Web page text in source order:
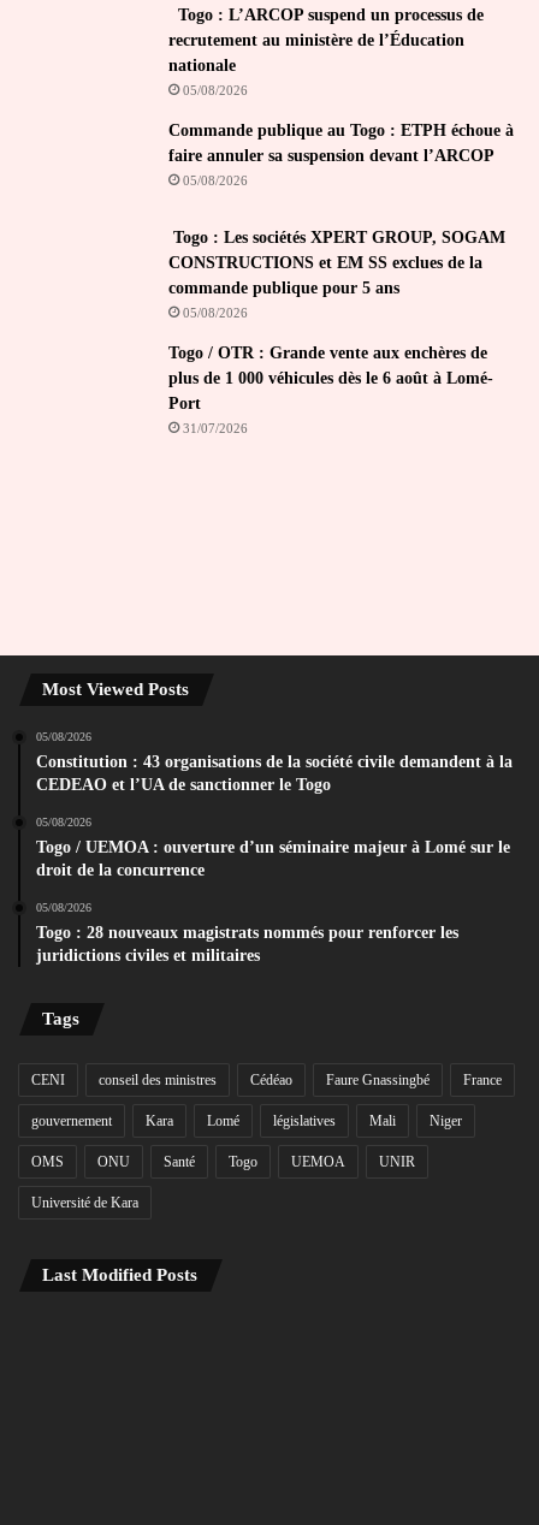
Togo : L’ARCOP suspend un processus de
recrutement au ministère de l’Éducation
nationale
05/08/2026
Commande publique au Togo : ETPH échoue à
faire annuler sa suspension devant l’ARCOP
05/08/2026
Togo : Les sociétés XPERT GROUP, SOGAM
CONSTRUCTIONS et EM SS exclues de la
commande publique pour 5 ans
05/08/2026
Togo / OTR : Grande vente aux enchères de
plus de 1 000 véhicules dès le 6 août à Lomé-
Port
31/07/2026
Most Viewed Posts
05/08/2026
Constitution : 43 organisations de la société civile demandent à la
CEDEAO et l’UA de sanctionner le Togo
05/08/2026
Togo / UEMOA : ouverture d’un séminaire majeur à Lomé sur le
droit de la concurrence
05/08/2026
Togo : 28 nouveaux magistrats nommés pour renforcer les
juridictions civiles et militaires
Tags
CENI conseil des ministres Cédéao Faure Gnassingbé France
gouvernement Kara Lomé législatives Mali Niger
OMS ONU Santé Togo UEMOA UNIR
Université de Kara
Last Modified Posts